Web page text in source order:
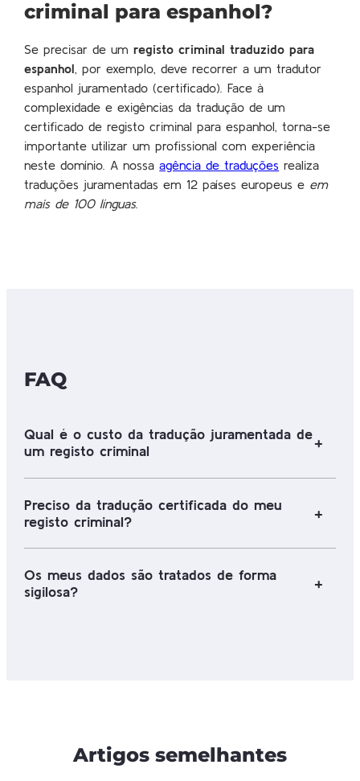
criminal para espanhol?
Se precisar de umregisto criminal traduzido para
espanhol , por exemplo, deve recorrer a um tradutor
espanhol juramentado (certificado). Face à
complexidade e exigências da tradução de um
certificado de registo criminal para espanhol, torna-se
importante utilizar um profissional com experiência
neste domínio. A nossaagência de traduções realiza
traduções juramentadas em 12 países europeus e em
mais de 100 línguas.
FAQ
Qual é o custo da tradução juramentada de
um registo criminal
Preciso da tradução certificada do meu
registo criminal?
Os meus dados são tratados de forma
sigilosa?
Artigos semelhantes